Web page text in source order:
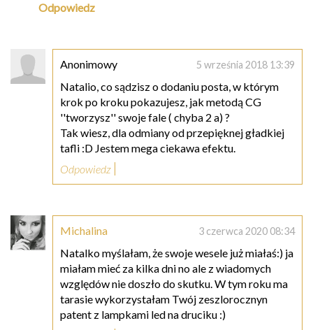
Odpowiedz
Anonimowy 5 września 2018 13:39
Natalio, co sądzisz o dodaniu posta, w którym
krok po kroku pokazujesz, jak metodą CG
''tworzysz'' swoje fale ( chyba 2 a) ?
Tak wiesz, dla odmiany od przepięknej gładkiej
tafli :D Jestem mega ciekawa efektu.
Odpowiedz
Michalina 3 czerwca 2020 08:34
Natalko myślałam, że swoje wesele już miałaś:) ja
miałam mieć za kilka dni no ale z wiadomych
względów nie doszło do skutku. W tym roku ma
tarasie wykorzystałam Twój zeszlorocznyn
patent z lampkami led na druciku :)